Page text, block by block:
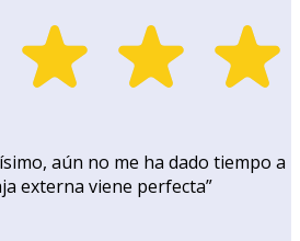
aún no me ha dado tiempo a
externa viene perfecta”